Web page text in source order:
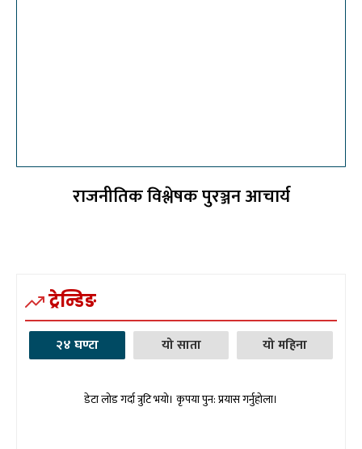
राजनीतिक विश्लेषक पुरञ्जन आचार्य
ट्रेन्डिङ
२४ घण्टा यो साता यो महिना
डेटा लोड गर्दा त्रुटि भयो। कृपया पुन: प्रयास गर्नुहोला।